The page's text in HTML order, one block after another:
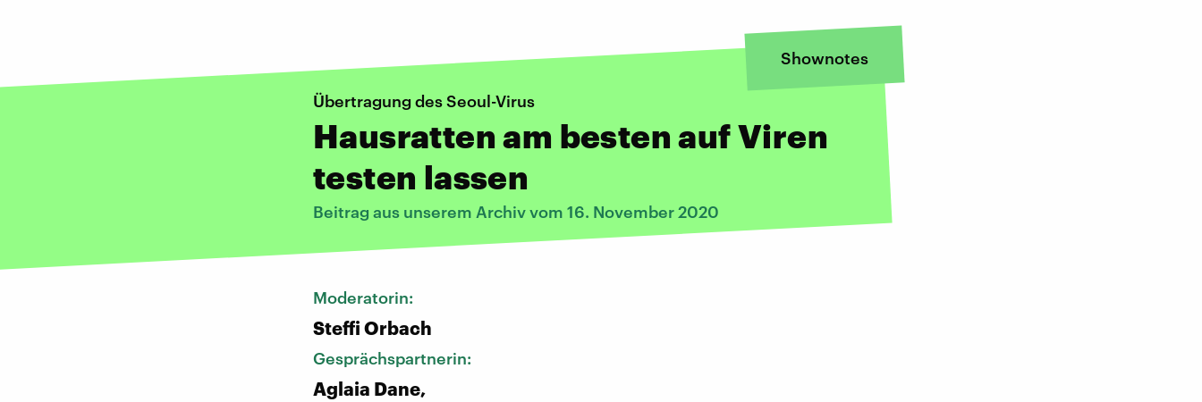
Shownotes
Übertragung des Seoul-Virus
Hausratten am besten auf Viren
testen lassen
Beitrag aus unserem Archiv vom 16. November 2020
Moderatorin:
Steffi Orbach
Gesprächspartnerin:
Aglaia Dane,